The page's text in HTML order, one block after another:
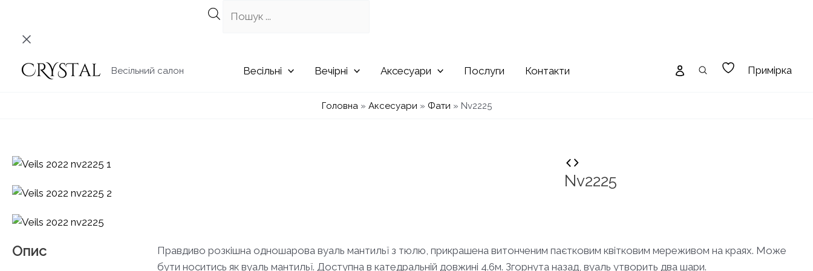
вмісту
Весільний салон Весільні Вечірні Аксесуари Послуги Контакти Примірка
Головна » Аксесуари » Фати » Nv2225
Nv2225
Опис
Правдиво розкішна одношарова вуаль мантильї з тюлю, прикрашена витонченим паєтковим квітковим мереживом на краях. Може
бути носитись як вуаль мантильї. Доступна в катедральній довжині 4.6м. Згорнута назад, вуаль утворить два шари.